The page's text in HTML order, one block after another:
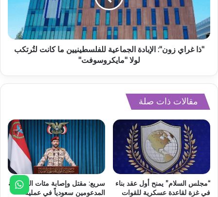
"ذا غراي زون": الإبادة الجماعية للفلسطينيين ما كانت لتُرتكب
لولا "مايكروسوفت"
مقالات ذات صلة
“مجلس السلام” يمنح أول عقد بناء
في غزة لقاعدة عسكرية للقوات
سريع: مقتل وإصابة مئات المرتزقة
المدعومين سعودياً في عملية